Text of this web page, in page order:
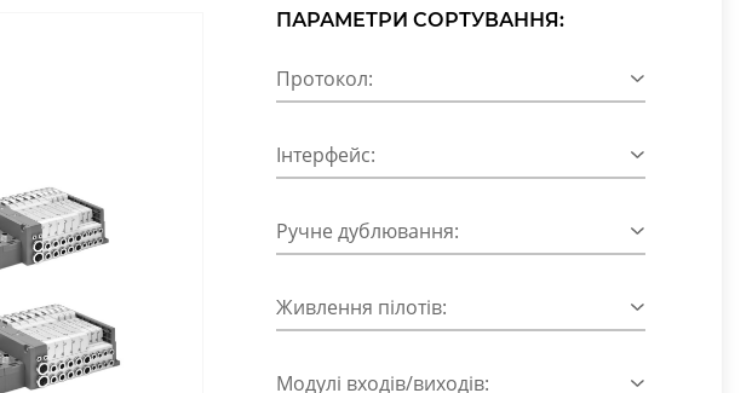
ПАРАМЕТРИ СОРТУВАННЯ:
Протокол:
Інтерфейс:
Ручне дублювання:
Живлення пілотів:
Модулі входів/виходів: